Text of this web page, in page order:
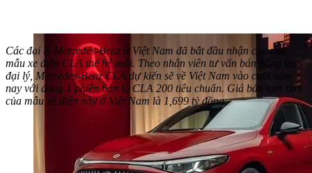
Các đại lý Mercedes-Benz ở Việt Nam đã bắt đầu nhận cọc cho
mẫu xe điện CLA thế hệ mới. Theo nhân viên tư vấn bán hàng tại
đại lý, Mercedes-Benz CLA dự kiến sẽ về Việt Nam vào cuối năm
nay với đúng 1 phiên bản là CLA 200 tiêu chuẩn. Giá bán tạm tính
của mẫu xe điện này ở Việt Nam là 1,699 tỷ đồng.